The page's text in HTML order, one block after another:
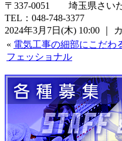
〒337-0051 埼玉県さい
TEL：048-748-3377
2024年3月7日(木) 10:00 ｜
« 電気工事の細部にこだわ
フェッショナル